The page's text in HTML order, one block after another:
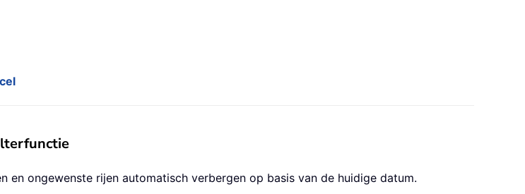
ongewenste rijen automatisch verbergen op basis van de huidige datum.